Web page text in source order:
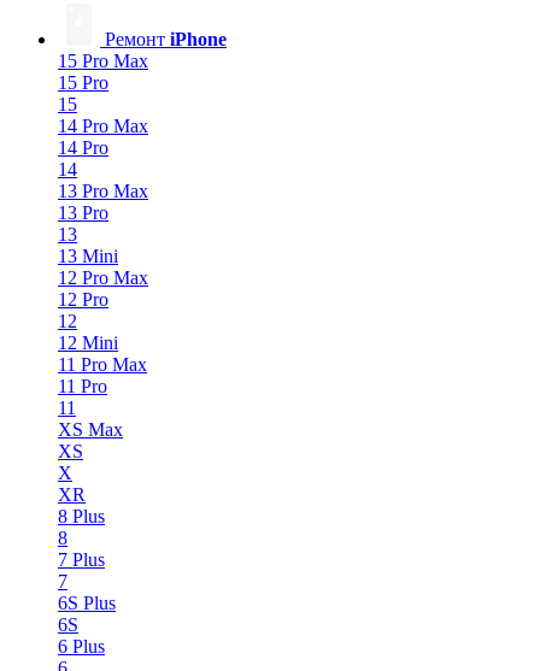
Ремонт iPhone
15 Pro Max
15 Pro
15
14 Pro Max
14 Pro
14
13 Pro Max
13 Pro
13
13 Mini
12 Pro Max
12 Pro
12
12 Mini
11 Pro Max
11 Pro
11
XS Max
XS
X
XR
8 Plus
8
7 Plus
7
6S Plus
6S
6 Plus